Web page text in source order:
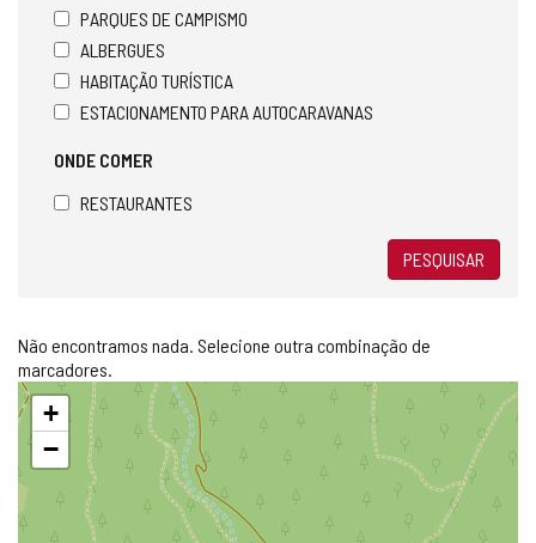
PARQUES DE CAMPISMO
ALBERGUES
HABITAÇÃO TURÍSTICA
ESTACIONAMENTO PARA AUTOCARAVANAS
ONDE COMER
RESTAURANTES
PESQUISAR
Não encontramos nada. Selecione outra combinação de
marcadores.
Pular
mapa
+
−